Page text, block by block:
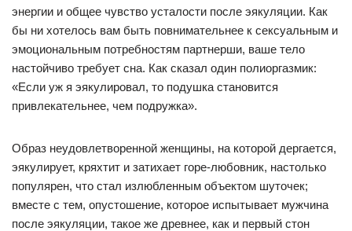
энергии и общее чувство усталости после эякуляции. Как
бы ни хотелось вам быть повнимательнее к сексуальным и
эмоциональным потребностям партнерши, ваше тело
настойчиво требует сна. Как сказал один полиоргазмик:
«Если уж я эякулировал, то подушка становится
привлекательнее, чем подружка».
Образ неудовлетворенной женщины, на которой дергается,
эякулирует, кряхтит и затихает горе-любовник, настолько
популярен, что стал излюбленным объектом шуточек;
вместе с тем, опустошение, которое испытывает мужчина
после эякуляции, такое же древнее, как и первый стон